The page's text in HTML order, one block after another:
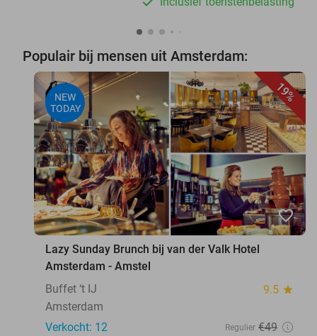
Populair bij mensen uit Amsterdam:
19%
NEW
TODAY
favorite_border
Lazy Sunday Brunch bij van der Valk Hotel
Amsterdam - Amstel
Buffet ‘t IJ
9.5 star
Amsterdam
Verkocht: 12
Regulier €49